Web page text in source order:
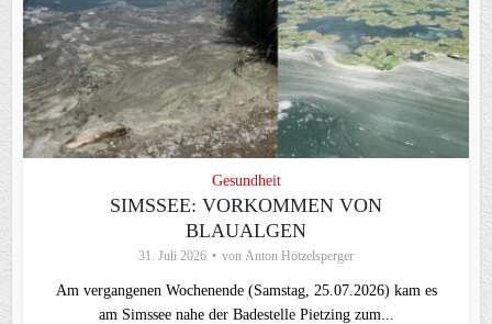
Gesundheit
SIMSSEE: VORKOMMEN VON
BLAUALGEN
31. Juli 2026 von Anton Hötzelsperger
Am vergangenen Wochenende (Samstag, 25.07.2026) kam es
am Simssee nahe der Badestelle Pietzing zum...